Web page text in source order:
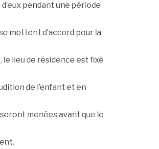
pendant une période
mettent d’accord pour la
le lieu de résidence est fixé
de l’enfant et en
menées avant que le